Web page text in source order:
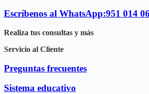
Escríbenos al WhatsApp:951 014
Realiza tus consultas y más
Servicio al Cliente
Preguntas frecuentes
Sistema educativo